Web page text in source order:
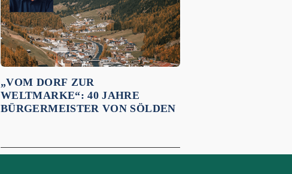
„VOM DORF ZUR
WELTMARKE“: 40 JAHRE
BÜRGERMEISTER VON SÖLDEN